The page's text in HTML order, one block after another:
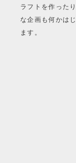
ラフトを作った
な企画も何かは
ます。